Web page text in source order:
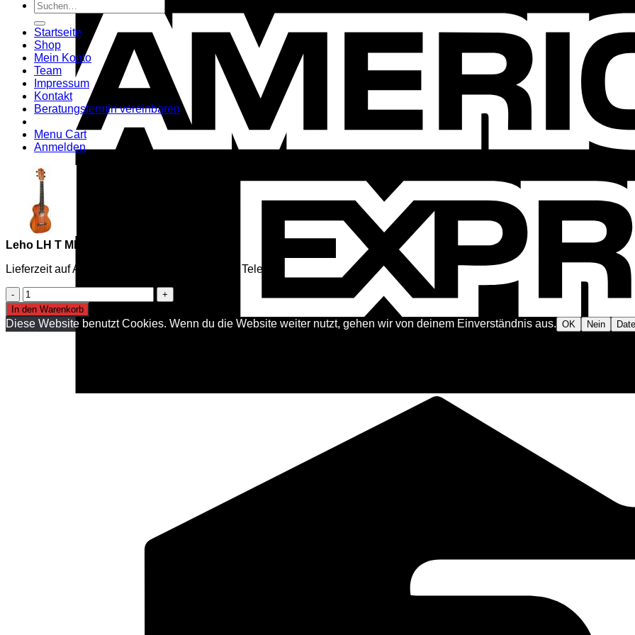
Suchen
nach:
Startseite
Shop
Mein Konto
Team
Impressum
Kontakt
Beratungstermin vereinbaren
Menu Cart
Anmelden
Leho LH T MM Tenorukulele
Lieferzeit auf Anfrage, mehr Infos per Mail oder Telefon
Leho
LH
T
MM
In den Warenkorb
Diese Website benutzt Cookies. Wenn du die Website weiter nutzt, gehen wir von deinem Einverständnis aus. OK Nein